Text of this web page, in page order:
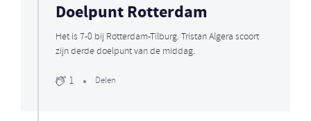
Doelpunt Rotterdam
Het is 7-0 bij Rotterdam-Tilburg. Tristan Algera scoort
zijn derde doelpunt van de middag.
1 Delen